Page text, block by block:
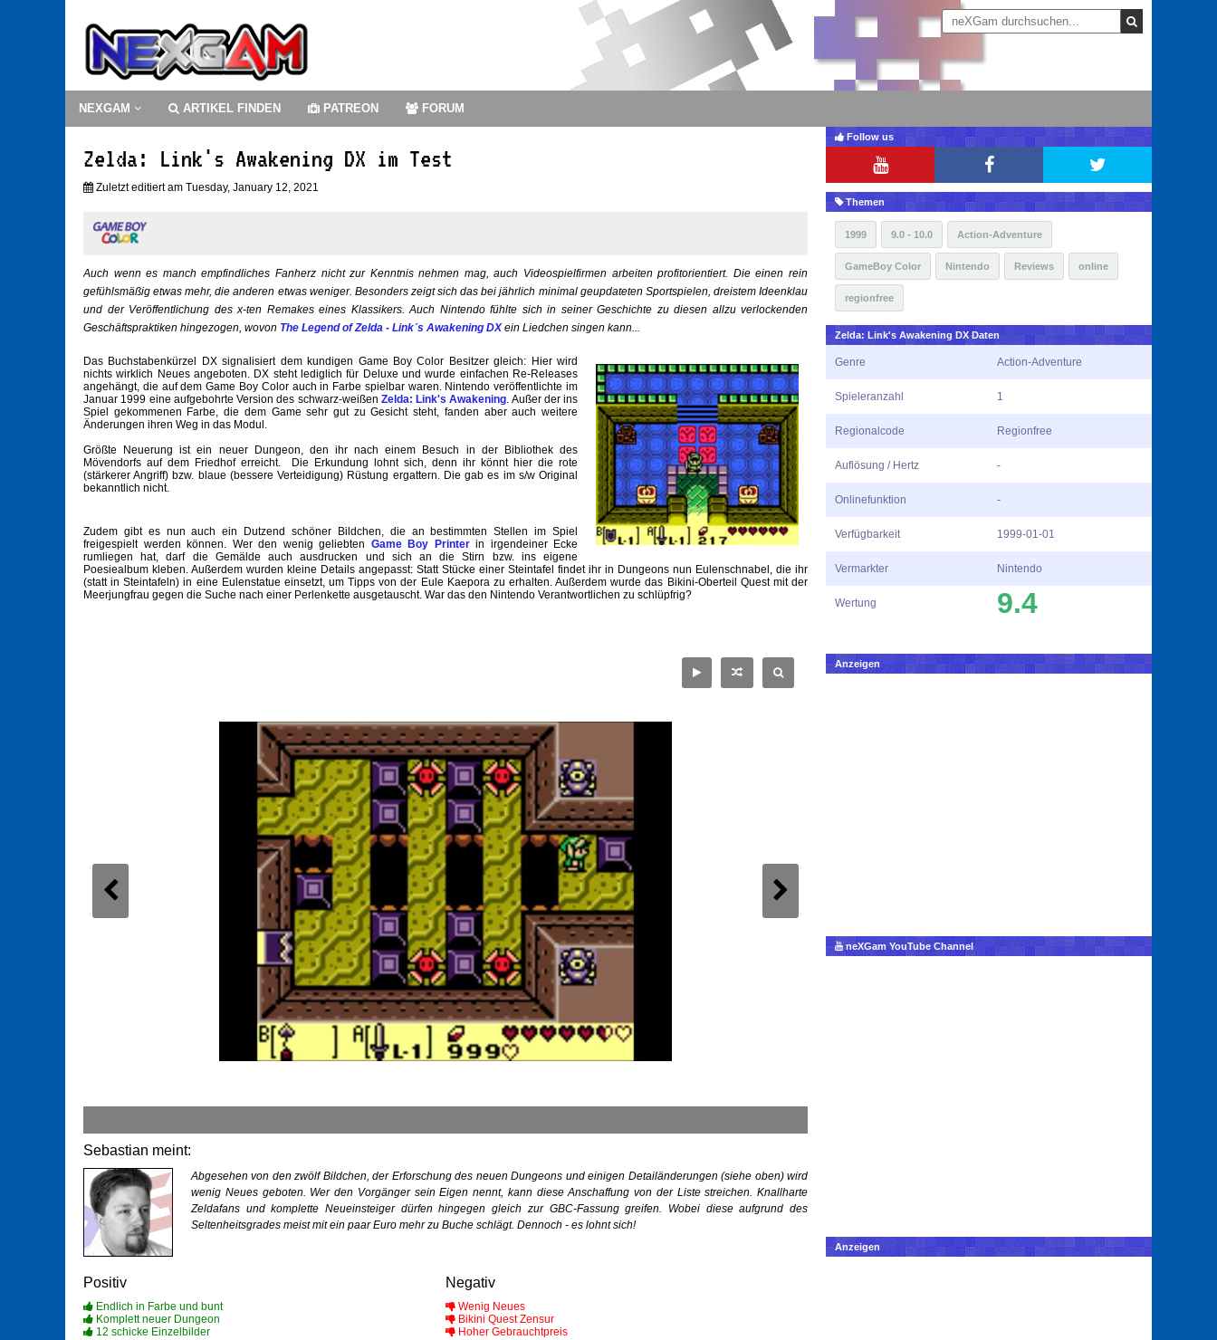
NEXGAM ARTIKEL FINDEN PATREON FORUM
Zelda: Link's Awakening DX im Test
Zuletzt editiert am Tuesday, January 12, 2021
Auch wenn es manch empfindliches Fanherz nicht zur Kenntnis nehmen mag, auch Videospielfirmen arbeiten profitorientiert. Die einen rein
gefühlsmäßig etwas mehr, die anderen etwas weniger. Besonders zeigt sich das bei jährlich minimal geupdateten Sportspielen, dreistem Ideenklau
und der Veröffentlichung des x-ten Remakes eines Klassikers. Auch Nintendo fühlte sich in seiner Geschichte zu diesen allzu verlockenden
Geschäftspraktiken hingezogen, wovon The Legend of Zelda - Link´s Awakening DXein Liedchen singen kann...
Das Buchstabenkürzel DX signalisiert dem kundigen Game Boy Color Besitzer gleich: Hier wird
nichts wirklich Neues angeboten. DX steht lediglich für Deluxe und wurde einfachen Re-Releases
angehängt, die auf dem Game Boy Color auch in Farbe spielbar waren. Nintendo veröffentlichte im
Januar 1999 eine aufgebohrte Version des schwarz-weißen Zelda: Link's Awakening. Außer der ins
Spiel gekommenen Farbe, die dem Game sehr gut zu Gesicht steht, fanden aber auch weitere
Änderungen ihren Weg in das Modul.
Größte Neuerung ist ein neuer Dungeon, den ihr nach einem Besuch in der Bibliothek des
Mövendorfs auf dem Friedhof erreicht. Die Erkundung lohnt sich, denn ihr könnt hier die rote
(stärkerer Angriff) bzw. blaue (bessere Verteidigung) Rüstung ergattern. Die gab es im s/w Original
bekanntlich nicht.
Zudem gibt es nun auch ein Dutzend schöner Bildchen, die an bestimmten Stellen im Spiel
freigespielt werden können. Wer den wenig geliebten Game Boy Printerin irgendeiner Ecke
rumliegen hat, darf die Gemälde auch ausdrucken und sich an die Stirn bzw. ins eigene
Poesiealbum kleben. Außerdem wurden kleine Details angepasst: Statt Stücke einer Steintafel findet ihr in Dungeons nun Eulenschnabel, die ihr
(statt in Steintafeln) in eine Eulenstatue einsetzt, um Tipps von der Eule Kaepora zu erhalten. Außerdem wurde das Bikini-Oberteil Quest mit der
Meerjungfrau gegen die Suche nach einer Perlenkette ausgetauscht. War das den Nintendo Verantwortlichen zu schlüpfrig?
Sebastian meint:
Abgesehen von den zwölf Bildchen, der Erforschung des neuen Dungeons und einigen Detailänderungen (siehe oben) wird
wenig Neues geboten. Wer den Vorgänger sein Eigen nennt, kann diese Anschaffung von der Liste streichen. Knallharte
Zeldafans und komplette Neueinsteiger dürfen hingegen gleich zur GBC-Fassung greifen. Wobei diese aufgrund des
Seltenheitsgrades meist mit ein paar Euro mehr zu Buche schlägt. Dennoch - es lohnt sich!
Positiv
Endlich in Farbe und bunt
Komplett neuer Dungeon
12 schicke Einzelbilder
Negativ
Wenig Neues
Bikini Quest Zensur
Hoher Gebrauchtpreis
Follow us
Themen
1999 9.0 - 10.0 Action-Adventure
GameBoy Color Nintendo Reviews online
regionfree
Zelda: Link's Awakening DX Daten
Genre Action-Adventure
Spieleranzahl 1
Regionalcode Regionfree
Auflösung / Hertz -
Onlinefunktion -
Verfügbarkeit 1999-01-01
Vermarkter Nintendo
Wertung 9.4
Anzeigen
neXGam YouTube Channel
Anzeigen